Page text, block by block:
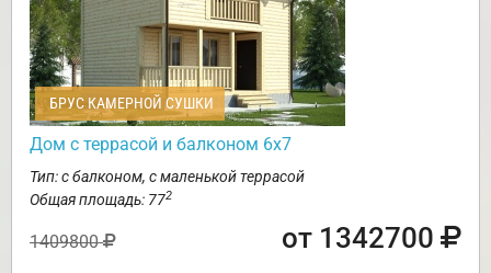
БРУС КАМЕРНОЙ СУШКИ
Дом с террасой и балконом 6х7
Тип: с балконом, с маленькой террасой
Общая площадь: 772
1409800 от 1342700